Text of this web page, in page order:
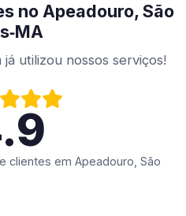
no Apeadouro, São
utilizou nossos serviços!
clientes em Apeadouro, São